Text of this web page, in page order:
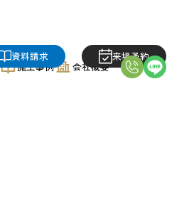
施工事例 会社概要
資料請求 来場予約